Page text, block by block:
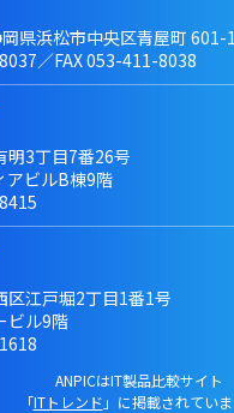
県浜松市中央区青屋町 601-
／FAX 053-411-8038
明3丁目7番26号
アビルB棟9階
区江戸堀2丁目1番1号
ビル9階
ANPICはIT製品比較サイト
「ITトレンド 」に掲載されていま